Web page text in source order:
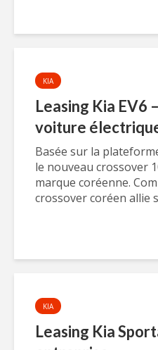
KIA
Leasing Kia EV6
voiture
Basée sur la
le nouveau crossover
marque coréenne.
crossover coréen allie
KIA
Leasing Kia